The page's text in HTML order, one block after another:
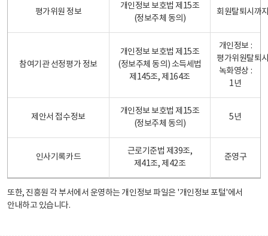
평가위원 정보
개인정보 보호법 제15조
(정보주체 동의)
회원탈퇴시까
참여기관 선정평가 정보
개인정보 보호법 제15조
(정보주체 동의) 소득세법
제145조, 제164조
개인정보 :
평가위원탈퇴
녹화영상 :
1년
제안서 접수정보
개인정보 보호법 제15조
(정보주체 동의)
5년
인사기록카드
근로기준법 제39조,
제41조, 제42조
준영구
또한, 진흥원 각 부서에서 운영하는 개인정보 파일은 '개인정보 포털'에서
안내하고 있습니다.